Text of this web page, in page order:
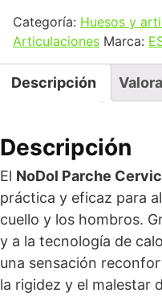
Categoría: Huesos y
Articulaciones Marca:
Descripción
Descripción
El NoDol Parche
práctica y eficaz para
cuello y los hombros.
y a la tecnología de
una sensación
la rigidez y el malestar